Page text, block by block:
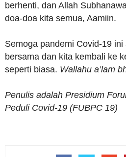
berhenti, dan Allah
doa-doa kita semua, Aamiin.
Semoga pandemi Covid-19
bersama dan kita kembali ke
seperti biasa. Wallahu a’lam
Penulis adalah Presidium
Peduli Covid-19 (FUBPC 19)